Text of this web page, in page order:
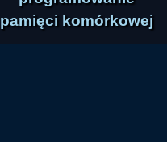
pamięci komórkowej